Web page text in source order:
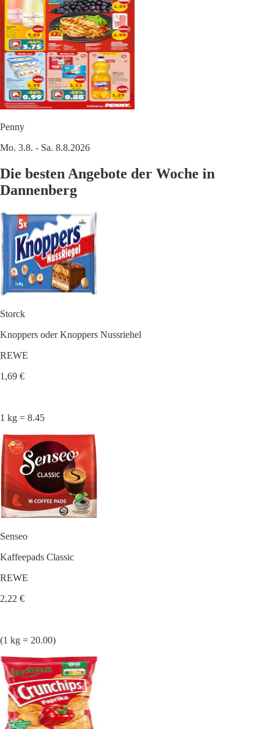
Penny
Mo. 3.8. - Sa. 8.8.2026
Die besten Angebote der Woche in
Dannenberg
Storck
Knoppers oder Knoppers Nussriehel
REWE
1,69 €
1 kg = 8.45
Senseo
Kaffeepads Classic
REWE
2,22 €
(1 kg = 20.00)